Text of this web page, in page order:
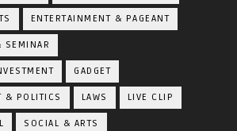
ENTERTAINMENT & PAGEANT
SEMINAR
GADGET
& POLITICS LAWS LIVE CLIP
SOCIAL & ARTS